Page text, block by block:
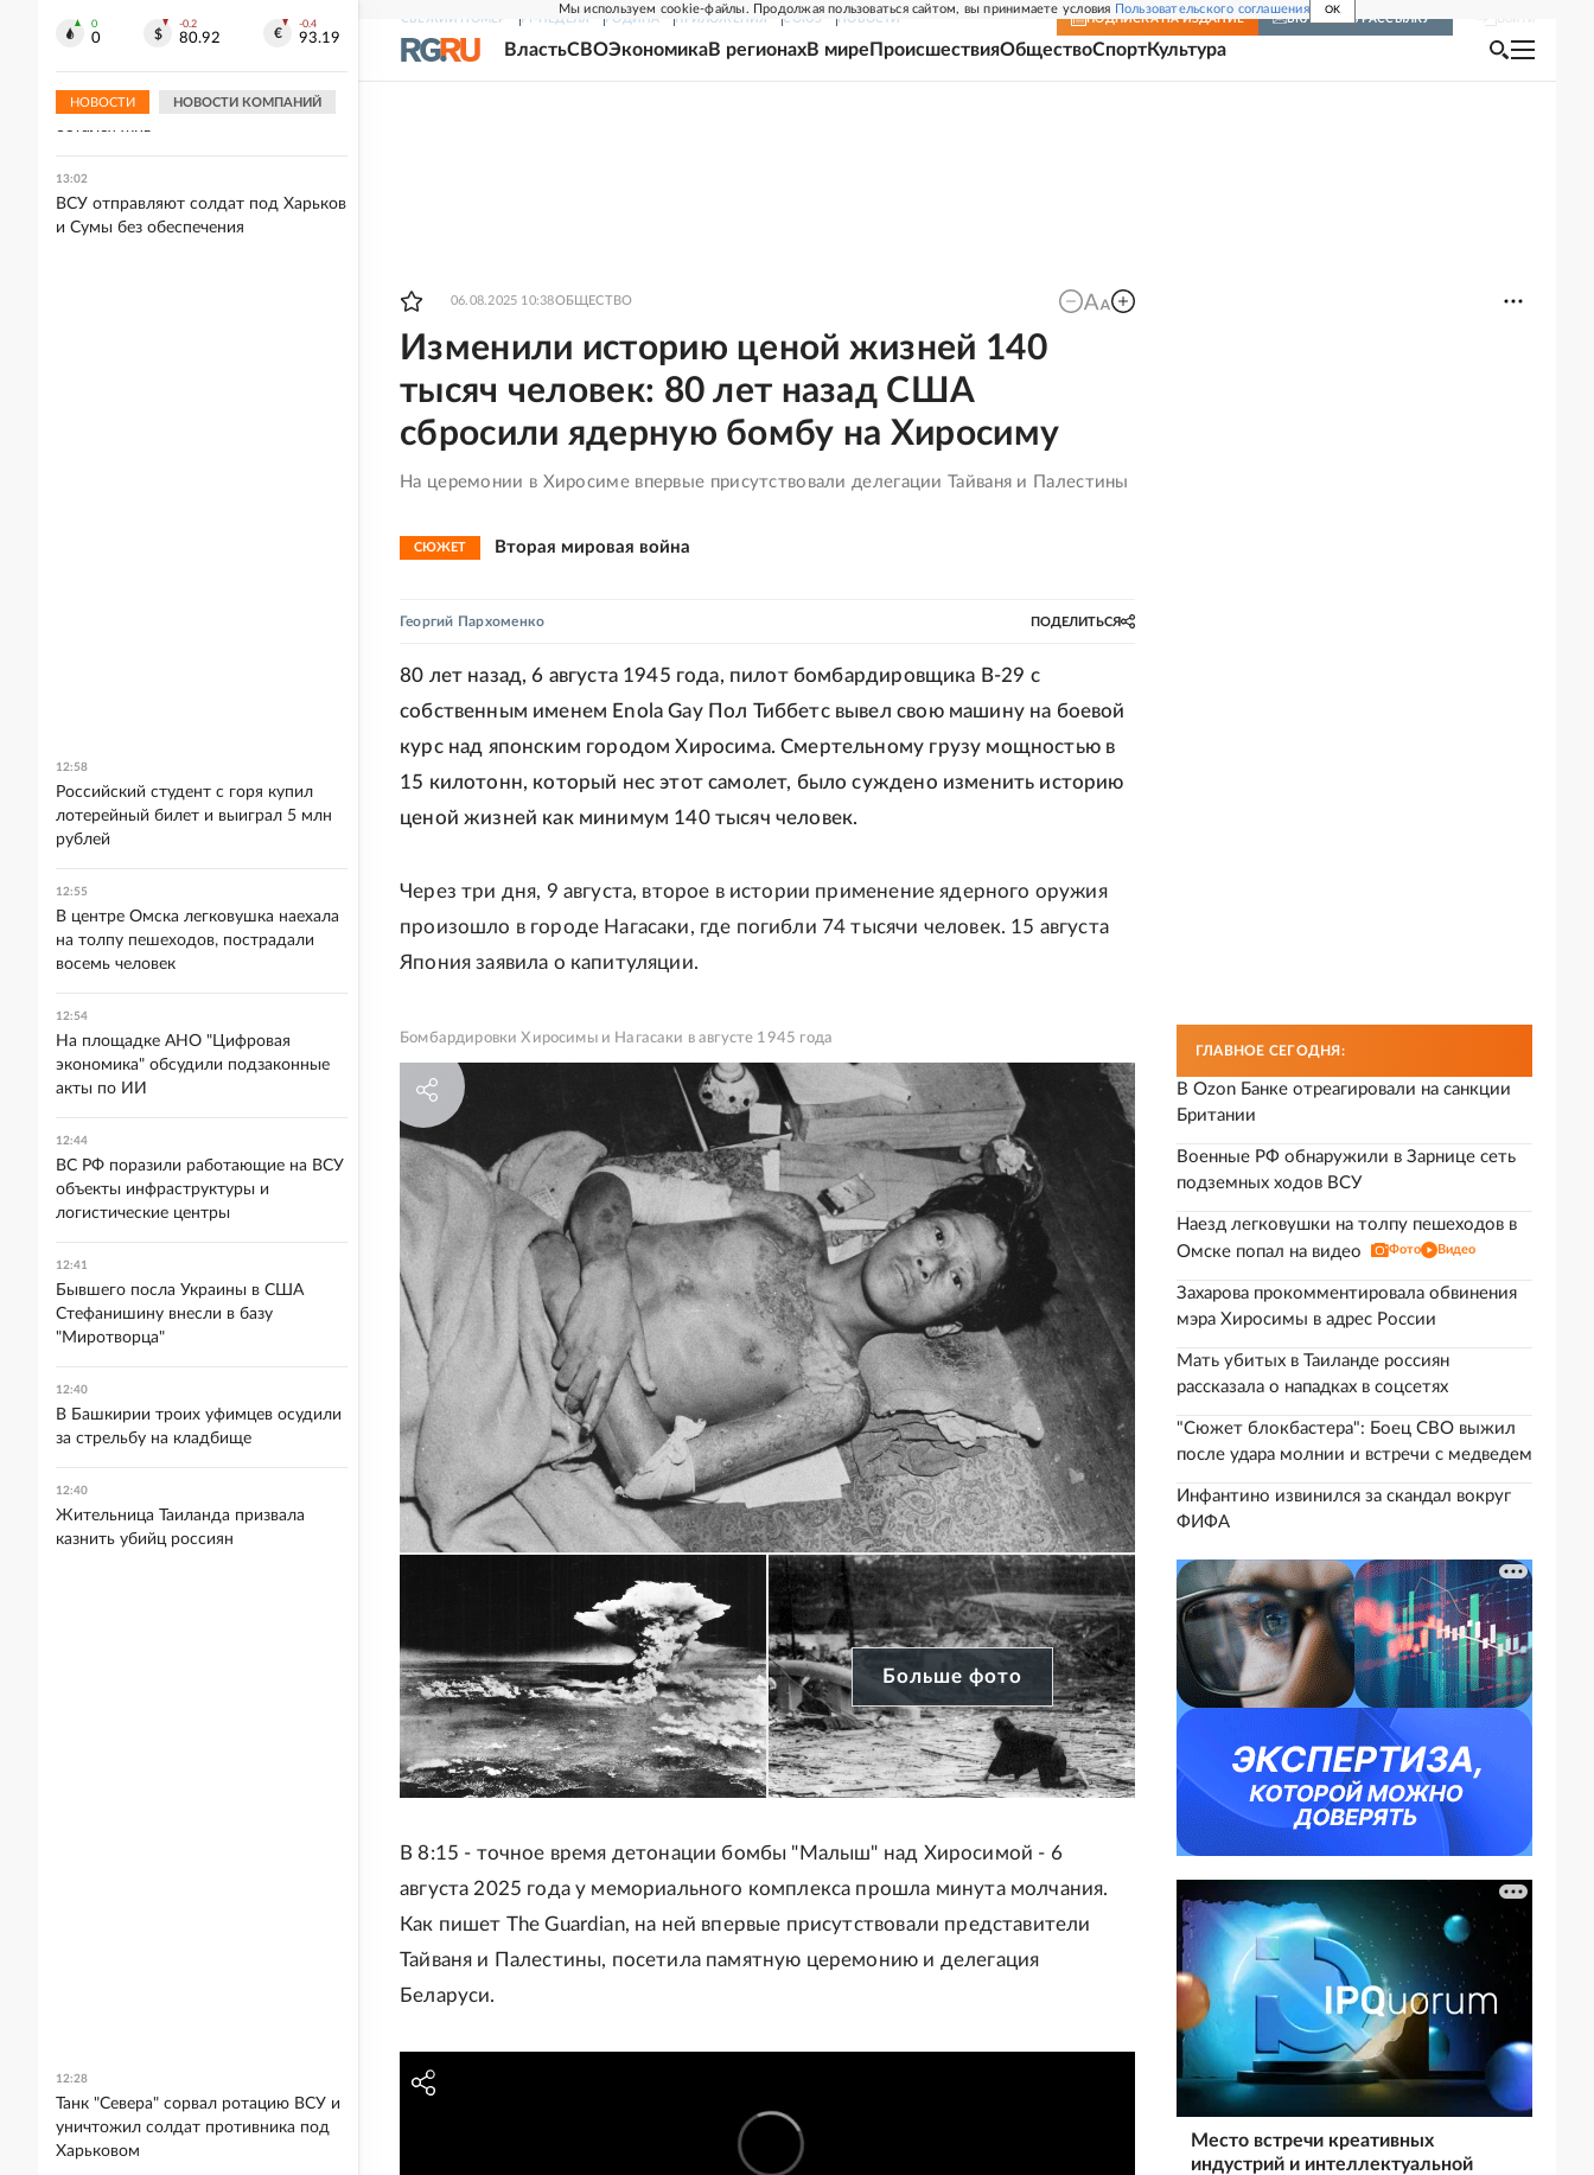
Мы используем cookie-файлы. Продолжая пользоваться сайтом, вы принимаете условия Пользовательского соглашения OK
СВЕЖИЙ НОМЕР РГ-НЕДЕЛЯ РОДИНА ПРИЛОЖЕНИЯ СОЮЗ НОВОСТИ ПОДПИСКА НА ИЗДАНИЕ ВКЛЮЧИТЬ РАССЫЛКУ
ВластьСВОЭкономикаВ регионахВ мире ПроисшествияОбществоСпортКультура
06.08.2025 10:38ОБЩЕСТВО
Изменили историю ценой жизней 140
тысяч человек: 80 лет назад США
сбросили ядерную бомбу на Хиросиму
На церемонии в Хиросиме впервые присутствовали делегации Тайваня и Палестины
СЮЖЕТ Вторая мировая война
Георгий Пархоменко ПОДЕЛИТЬСЯ
80 лет назад, 6 августа 1945 года, пилот бомбардировщика В-29 с
собственным именем Enola Gay Пол Тиббетс вывел свою машину на боевой
курс над японским городом Хиросима. Смертельному грузу мощностью в
15 килотонн, который нес этот самолет, было суждено изменить историю
ценой жизней как минимум 140 тысяч человек.
Через три дня, 9 августа, второе в истории применение ядерного оружия
произошло в городе Нагасаки, где погибли 74 тысячи человек. 15 августа
Япония заявила о капитуляции.
Бомбардировки Хиросимы и Нагасаки в августе 1945 года
Больше фото
В 8:15 - точное время детонации бомбы "Малыш" над Хиросимой - 6
августа 2025 года у мемориального комплекса прошла минута молчания.
Как пишет The Guardian, на ней впервые присутствовали представители
Тайваня и Палестины, посетила памятную церемонию и делегация
Беларуси.
ГЛАВНОЕ СЕГОДНЯ:
В Ozon Банке отреагировали на санкции
Британии
Военные РФ обнаружили в Зарнице сеть
подземных ходов ВСУ
Наезд легковушки на толпу пешеходов в
Омске попал на видео
Фото Видео
Захарова прокомментировала обвинения
мэра Хиросимы в адрес России
Мать убитых в Таиланде россиян
рассказала о нападках в соцсетях
"Сюжет блокбастера": Боец СВО выжил
после удара молнии и встречи с медведем
Инфантино извинился за скандал вокруг
ФИФА
Место встречи креативных
индустрий и интеллектуальной
0
0
-0.2
80.92
-0.4
93.19
НОВОСТИ НОВОСТИ КОМПАНИЙ
успел сесть во взорвавшееся авто и
остался жив
13:02
ВСУ отправляют солдат под Харьков
и Сумы без обеспечения
12:58
Российский студент с горя купил
лотерейный билет и выиграл 5 млн
рублей
12:55
В центре Омска легковушка наехала
на толпу пешеходов, пострадали
восемь человек
12:54
На площадке АНО "Цифровая
экономика" обсудили подзаконные
акты по ИИ
12:44
ВС РФ поразили работающие на ВСУ
объекты инфраструктуры и
логистические центры
12:41
Бывшего посла Украины в США
Стефанишину внесли в базу
"Миротворца"
12:40
В Башкирии троих уфимцев осудили
за стрельбу на кладбище
12:40
Жительница Таиланда призвала
казнить убийц россиян
12:28
Танк "Севера" сорвал ротацию ВСУ и
уничтожил солдат противника под
Харьковом